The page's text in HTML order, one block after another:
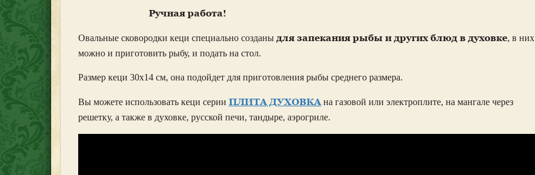
Ручная работа!
Овальные сковородки кеци специально созданы для запекания рыбы и других блюд в духовке, в них
можно и приготовить рыбу, и подать на стол.
Размер кеци 30х14 см, она подойдет для приготовления рыбы среднего размера.
Вы можете использовать кеци серии ПЛИТА ДУХОВКА на газовой или электроплите, на мангале через
решетку, а также в духовке, русской печи, тандыре, аэрогриле.